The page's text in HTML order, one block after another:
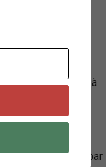
briques
d’une ambiance
qualité des
de l’équipe de
passionnés prêts à
rasage à
par des
conçu pour
Distinctif par